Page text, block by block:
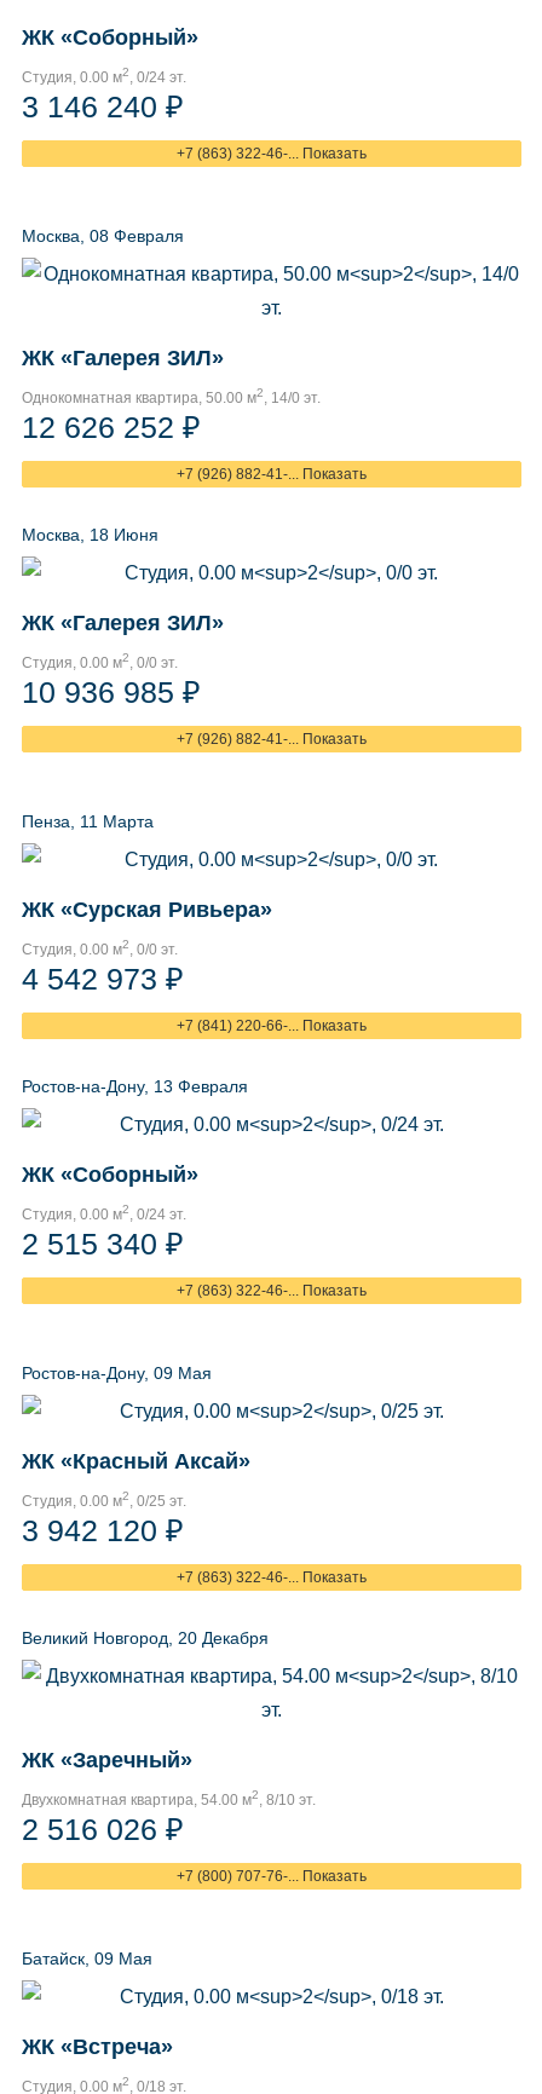
ЖК «Соборный»
Студия, 0.00 м2, 0/24 эт.
3 146 240 ₽
+7 (863) 322-46-... Показать
Москва, 08 Февраля
ЖК «Галерея ЗИЛ»
Однокомнатная квартира, 50.00 м2, 14/0 эт.
12 626 252 ₽
+7 (926) 882-41-... Показать
Москва, 18 Июня
ЖК «Галерея ЗИЛ»
Студия, 0.00 м2, 0/0 эт.
10 936 985 ₽
+7 (926) 882-41-... Показать
Пенза, 11 Марта
ЖК «Сурская Ривьера»
Студия, 0.00 м2, 0/0 эт.
4 542 973 ₽
+7 (841) 220-66-... Показать
Ростов-на-Дону, 13 Февраля
ЖК «Соборный»
Студия, 0.00 м2, 0/24 эт.
2 515 340 ₽
+7 (863) 322-46-... Показать
Ростов-на-Дону, 09 Мая
ЖК «Красный Аксай»
Студия, 0.00 м2, 0/25 эт.
3 942 120 ₽
+7 (863) 322-46-... Показать
Великий Новгород, 20 Декабря
ЖК «Заречный»
Двухкомнатная квартира, 54.00 м2, 8/10 эт.
2 516 026 ₽
+7 (800) 707-76-... Показать
Батайск, 09 Мая
ЖК «Встреча»
Студия, 0.00 м2, 0/18 эт.